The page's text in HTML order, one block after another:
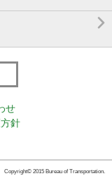

せ
針
Copyright© 2015 Bureau of Transportation.